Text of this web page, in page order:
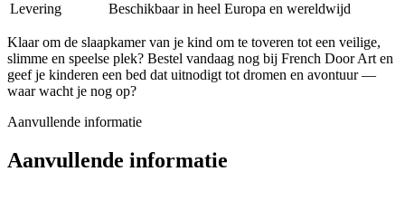
Levering
Beschikbaar in heel Europa en wereldwijd
Klaar om de slaapkamer van je kind om te toveren tot een veilige,
slimme en speelse plek? Bestel vandaag nog bij French Door Art en
geef je kinderen een bed dat uitnodigt tot dromen en avontuur —
waar wacht je nog op?
Aanvullende informatie
Aanvullende informatie